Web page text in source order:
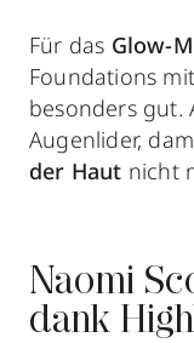
Für das Glow-
Foundations
besonders gut.
Augenlider,
der Haut nicht
Naomi
dank